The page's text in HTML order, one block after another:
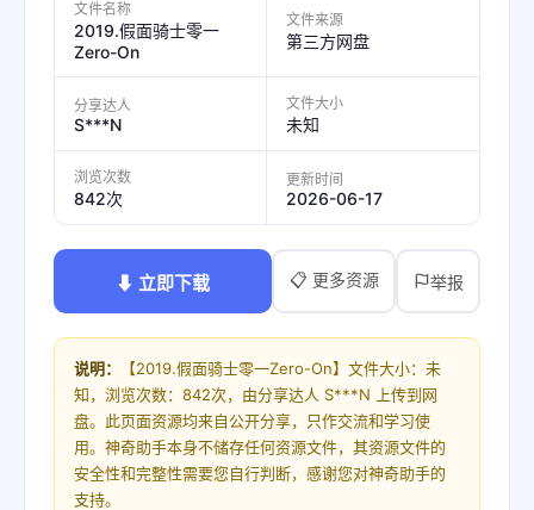
文件名称
2019.假面骑士零一
Zero-On
文件来源
第三方网盘
分享达人
S***N
文件大小
未知
浏览次数
842次
更新时间
2026-06-17
⬇ 立即下载 📋 更多资源 举报
说明：
【2019.假面骑士零一Zero-On】文件大小：未
知，浏览次数：842次，由分享达人 S***N 上传到网
盘。此页面资源均来自公开分享，只作交流和学习使
用。神奇助手本身不储存任何资源文件，其资源文件的
安全性和完整性需要您自行判断，感谢您对神奇助手的
支持。